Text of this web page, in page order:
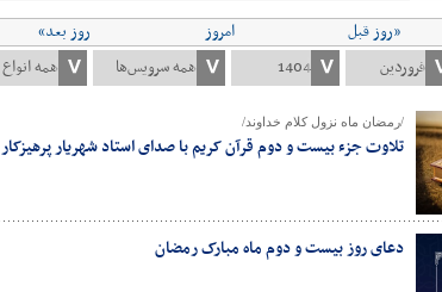
«روز قبل امروز روز بعد»
/رمضان ماه نزول کلام خداوند/
تلاوت جزء بیست و دوم قرآن کریم با صدای استاد شهریار پرهیزکار
دعای روز بیست و دوم ماه مبارک رمضان